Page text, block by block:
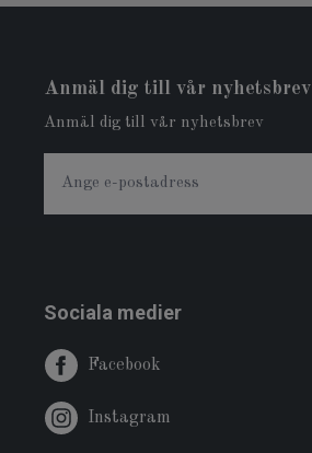
Anmäl dig till vår nyhetsbrev
Anmäl dig till vår nyhetsbrev
Sociala medier
Facebook
Instagram